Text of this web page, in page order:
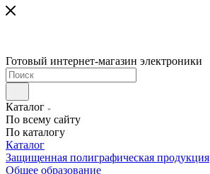
Готовый интернет-магазин электроники
Каталог
По всему сайту
По каталогу
Каталог
Защищенная полиграфическая продукция
Общее образование